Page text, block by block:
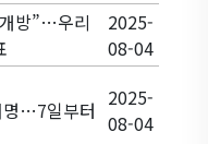
방”…우리
2025-
08-04
명…7일부터 2025-
08-04